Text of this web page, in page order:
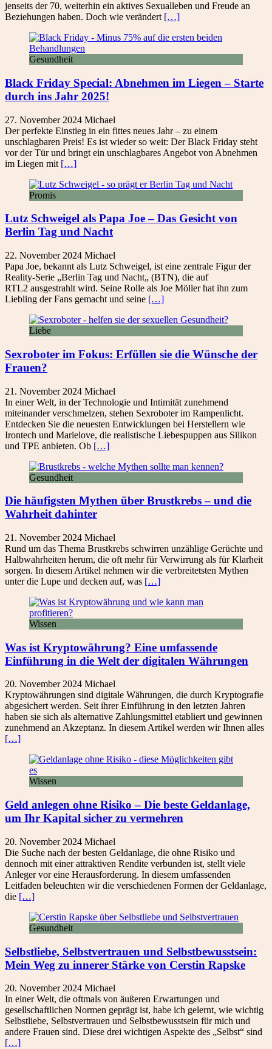
jenseits der 70, weiterhin ein aktives Sexualleben und Freude an
Beziehungen haben. Doch wie verändert […]
Gesundheit
Black Friday Special: Abnehmen im Liegen – Starte
durch ins Jahr 2025!
27. November 2024 Michael
Der perfekte Einstieg in ein fittes neues Jahr – zu einem
unschlagbaren Preis! Es ist wieder so weit: Der Black Friday steht
vor der Tür und bringt ein unschlagbares Angebot von Abnehmen
im Liegen mit […]
Promis
Lutz Schweigel als Papa Joe – Das Gesicht von
Berlin Tag und Nacht
22. November 2024 Michael
Papa Joe, bekannt als Lutz Schweigel, ist eine zentrale Figur der
Reality-Serie „Berlin Tag und Nacht„ (BTN), die auf
RTL2 ausgestrahlt wird. Seine Rolle als Joe Möller hat ihn zum
Liebling der Fans gemacht und seine […]
Liebe
Sexroboter im Fokus: Erfüllen sie die Wünsche der
Frauen?
21. November 2024 Michael
In einer Welt, in der Technologie und Intimität zunehmend
miteinander verschmelzen, stehen Sexroboter im Rampenlicht.
Entdecken Sie die neuesten Entwicklungen bei Herstellern wie
Irontech und Marielove, die realistische Liebespuppen aus Silikon
und TPE anbieten. Ob […]
Gesundheit
Die häufigsten Mythen über Brustkrebs – und die
Wahrheit dahinter
21. November 2024 Michael
Rund um das Thema Brustkrebs schwirren unzählige Gerüchte und
Halbwahrheiten herum, die oft mehr für Verwirrung als für Klarheit
sorgen. In diesem Artikel nehmen wir die verbreitetsten Mythen
unter die Lupe und decken auf, was […]
Wissen
Was ist Kryptowährung? Eine umfassende
Einführung in die Welt der digitalen Währungen
20. November 2024 Michael
Kryptowährungen sind digitale Währungen, die durch Kryptografie
abgesichert werden. Seit ihrer Einführung in den letzten Jahren
haben sie sich als alternative Zahlungsmittel etabliert und gewinnen
zunehmend an Akzeptanz. In diesem Artikel werden wir Ihnen alles
[…]
Wissen
Geld anlegen ohne Risiko – Die beste Geldanlage,
um Ihr Kapital sicher zu vermehren
20. November 2024 Michael
Die Suche nach der besten Geldanlage, die ohne Risiko und
dennoch mit einer attraktiven Rendite verbunden ist, stellt viele
Anleger vor eine Herausforderung. In diesem umfassenden
Leitfaden beleuchten wir die verschiedenen Formen der Geldanlage,
die […]
Gesundheit
Selbstliebe, Selbstvertrauen und Selbstbewusstsein:
Mein Weg zu innerer Stärke von Cerstin Rapske
20. November 2024 Michael
In einer Welt, die oftmals von äußeren Erwartungen und
gesellschaftlichen Normen geprägt ist, habe ich gelernt, wie wichtig
Selbstliebe, Selbstvertrauen und Selbstbewusstsein für mich und
andere Frauen sind. Diese drei wichtigen Aspekte des „Selbst“ sind
[…]